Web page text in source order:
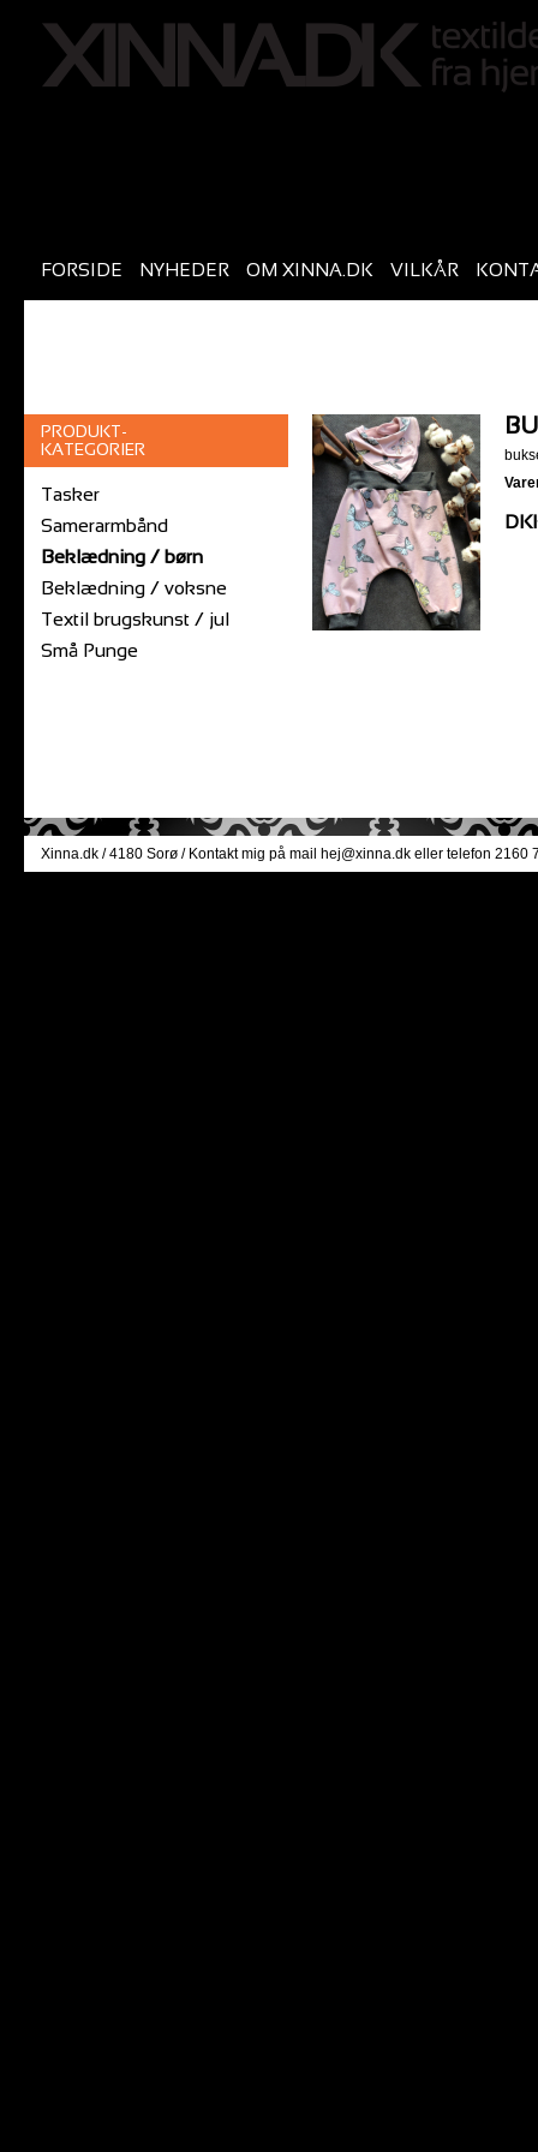
FORSIDE NYHEDER OM XINNA.DK VILKÅR
PRODUKT-
KATEGORIER
Tasker
Samerarmbånd
Beklædning / børn
Beklædning / voksne
Textil brugskunst / jul
Små Punge
Xinna.dk / 4180 Sorø / Kontakt mig på mail hej@xinna.dk eller telefon 2160